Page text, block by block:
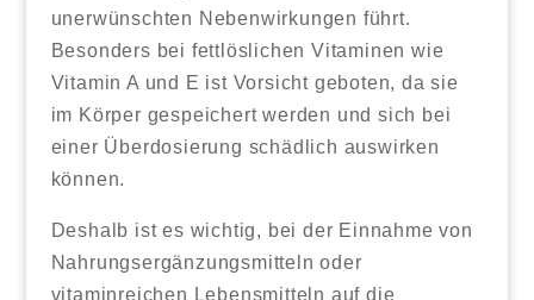
unerwünschten Nebenwirkungen führt.
Besonders bei fettlöslichen Vitaminen wie
Vitamin A und E ist Vorsicht geboten, da sie
im Körper gespeichert werden und sich bei
einer Überdosierung schädlich auswirken
können.
Deshalb ist es wichtig, bei der Einnahme von
Nahrungsergänzungsmitteln oder
vitaminreichen Lebensmitteln auf die